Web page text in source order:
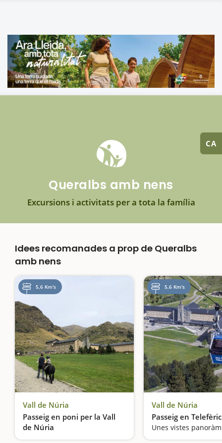
CA
Queralbs amb nens
Excursions i activitats per a tota la família
Idees recomanades a prop de Queralbs
amb nens
5,6 Km's
Vall de Núria
Passeig en poni per la Vall
de Núria
Gaudeix de la natura i dels animals
5,6 Km's
Vall de Núria
Passeig en Telefèric